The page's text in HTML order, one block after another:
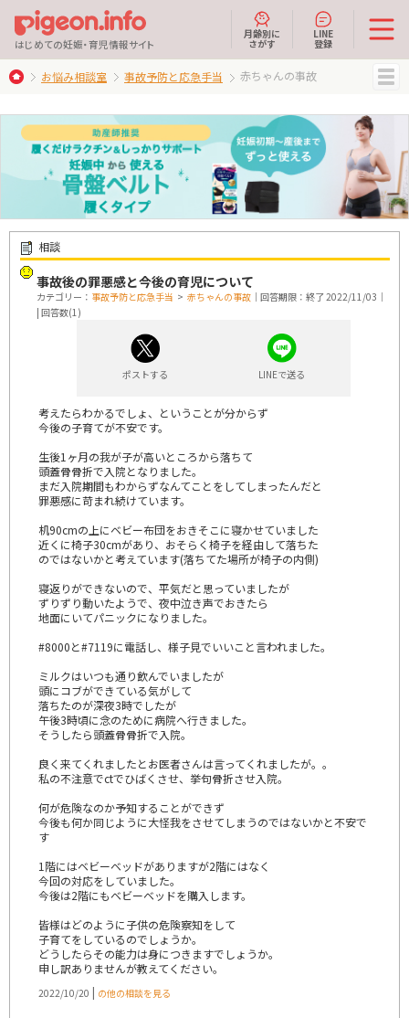
はじめての妊娠・育児情報サイト
月齢別に
さがす
LINE
登録
お悩み相談室 事故予防と応急手当 赤ちゃんの事故
相談
事故後の罪悪感と今後の育児について
カテゴリー： 事故予防と応急手当 > 赤ちゃんの事故 ｜回答期限：終了 2022/11/03｜
| 回答数(1)
ポストする LINEで送る
考えたらわかるでしょ、ということが分からず
今後の子育てが不安です。
生後1ヶ月の我が子が高いところから落ちて
頭蓋骨骨折で入院となりました。
まだ入院期間もわからずなんてことをしてしまったんだと
罪悪感に苛まれ続けています。
机90cmの上にベビー布団をおきそこに寝かせていました
近くに椅子30cmがあり、おそらく椅子を経由して落ちた
のではないかと考えています(落ちてた場所が椅子の内側)
寝返りができないので、平気だと思っていましたが
ずりずり動いたようで、夜中泣き声でおきたら
地面にいてパニックになりました。
#8000と#7119に電話し、様子見でいいこと言われました。
ミルクはいつも通り飲んでいましたが
頭にコブができている気がして
落ちたのが深夜3時でしたが
午後3時頃に念のために病院へ行きました。
そうしたら頭蓋骨骨折で入院。
良く来てくれましたとお医者さんは言ってくれましたが。。
私の不注意でctでひばくさせ、挙句骨折させ入院。
何が危険なのか予知することができず
今後も何か同じように大怪我をさせてしまうのではないかと不安で
す
1階にはベビーベッドがありますが2階にはなく
今回の対応をしていました。
今後は2階にもベビーベッドを購入します。
皆様はどのように子供の危険察知をして
子育てをしているのでしょうか。
どうしたらその能力は身につきますでしょうか。
申し訳ありませんが教えてください。
2022/10/20 | の他の相談を見る